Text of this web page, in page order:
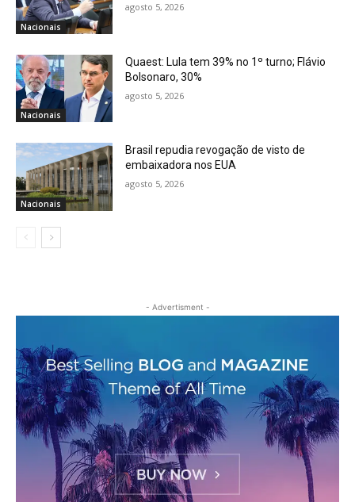
Nacionais
agosto 5, 2026
Nacionais
Quaest: Lula tem 39% no 1º turno; Flávio
Bolsonaro, 30%
agosto 5, 2026
Nacionais
Brasil repudia revogação de visto de
embaixadora nos EUA
agosto 5, 2026
- Advertisment -